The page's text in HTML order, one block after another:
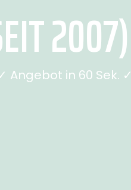
2007)
Angebot in 60 Sek. ✓